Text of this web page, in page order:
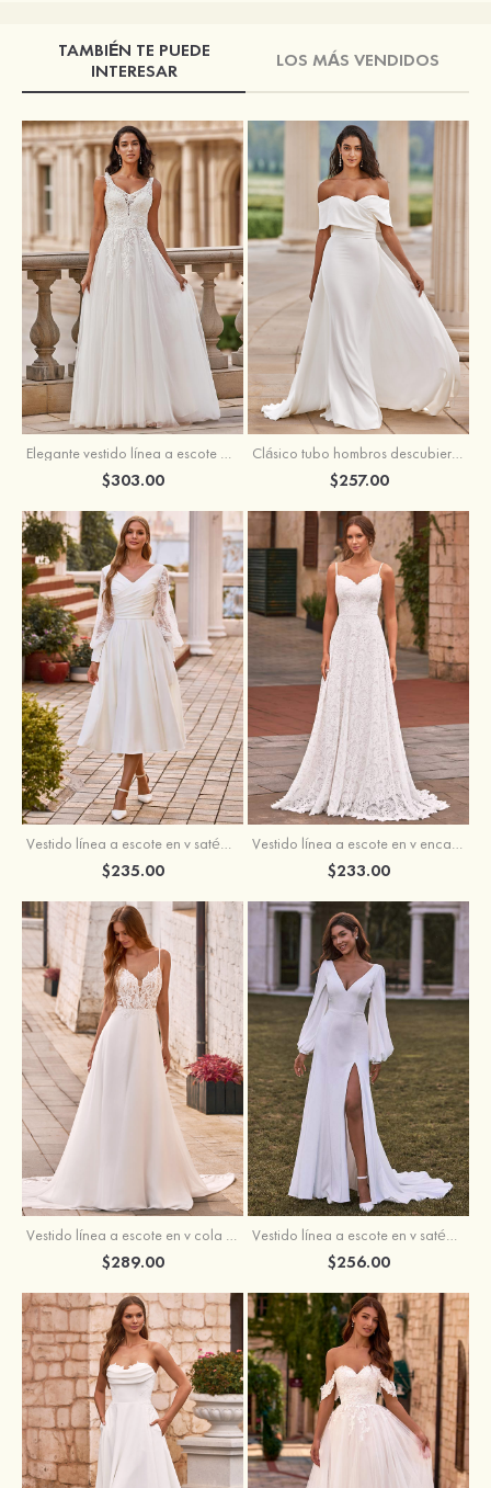
TAMBIÉN TE PUEDE
INTERESAR
LOS MÁS VENDIDOS
Elegante vestido línea a escote en v barrer tren tul vestido de novia
$303.00
Clásico tubo hombros descubiertos desmontable crepé elástico vestido de novia
$257.00
Vestido línea a escote en v satén hasta la tibia vestido de novia
$235.00
Vestido línea a escote en v encaje cola de barrido vestido de novia
$233.00
$289.00 $256.00